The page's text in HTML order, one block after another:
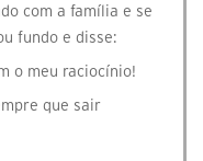
com a família e se
fundo e disse:
o meu raciocínio!
que sair